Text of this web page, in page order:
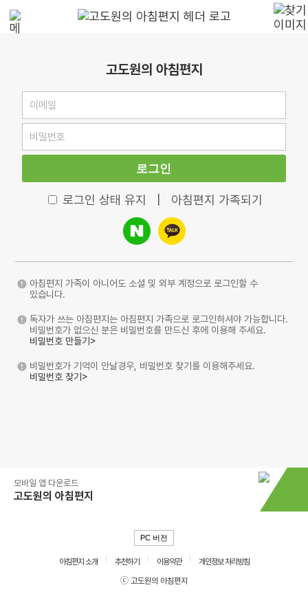
고도원의 아침편지
로그인
로그인 상태 유지 아침편지 가족되기
아침편지 가족이 아니어도 소셜 및 외부 계정으로 로그인할 수
있습니다.
독자가 쓰는 아침편지는 아침편지 가족으로 로그인하셔야 가능합니다.
비밀번호가 없으신 분은 비밀번호를 만드신 후에 이용해 주세요.
비밀번호 만들기>
비밀번호가 기억이 안날경우, 비밀번호 찾기를 이용해주세요.
비밀번호 찾기>
모바일 앱 다운로드
고도원의 아침편지
PC 버전
아침편지 소개 추천하기 이용약관
개인정보 처리방침
ⓒ 고도원의 아침편지